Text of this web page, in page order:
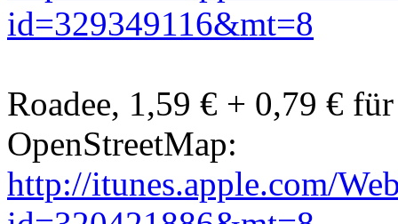
id=329349116&mt=8
Roadee, 1,59 € + 0,79 €
OpenStreetMap:
http://itunes.apple.com/